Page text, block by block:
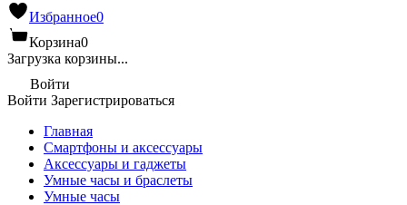
Избранное0
Корзина0
Загрузка корзины...
Войти
Войти Зарегистрироваться
Главная
Смартфоны и аксессуары
Аксессуары и гаджеты
Умные часы и браслеты
Умные часы